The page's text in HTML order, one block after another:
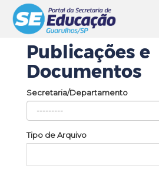
Publicações e
Documentos
Secretaria/Departamento
Tipo de Arquivo